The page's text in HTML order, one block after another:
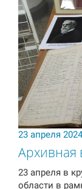
23 апреля 2024
Архивная
23 апреля в
области в